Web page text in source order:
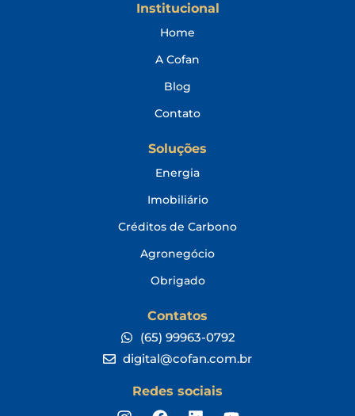
Institucional
Home
A Cofan
Blog
Contato
Soluções
Energia
Imobiliário
Créditos de Carbono
Agronegócio
Obrigado
Contatos
(65) 99963-0792
digital@cofan.com.br
Redes sociais